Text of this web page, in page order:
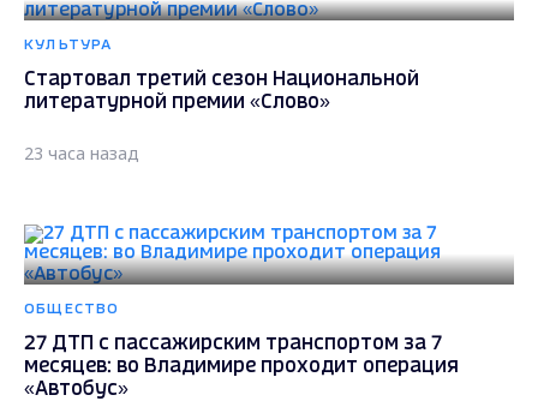
КУЛЬТУРА
Стартовал третий сезон Национальной
литературной премии «Слово»
23 часа назад
ОБЩЕСТВО
27 ДТП с пассажирским транспортом за 7
месяцев: во Владимире проходит операция
«Автобус»